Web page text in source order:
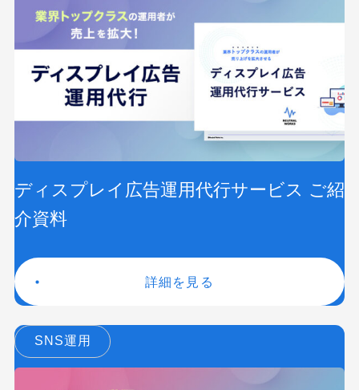
ディスプレイ広告運用代行サービス ご紹
介資料
詳細を見る
SNS運用